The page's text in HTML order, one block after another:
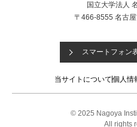
国立大学法人
〒466-8555 名古
スマートフォン
当サイトについて個人情
© 2025 Nagoya
All rights